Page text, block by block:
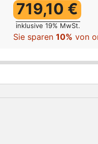
719,10 €
inklusive 19% MwSt.
Sie sparen 10% von